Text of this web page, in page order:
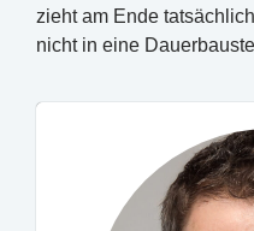
zieht am Ende
nicht in eine